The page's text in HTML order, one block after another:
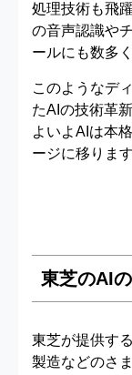
処理技術も飛
の音声認識や
ールにも数多
このようなデ
たAIの技術革
よいよAIは本
ージに移りま
東芝のAI
東芝が提供す
製造などのさ